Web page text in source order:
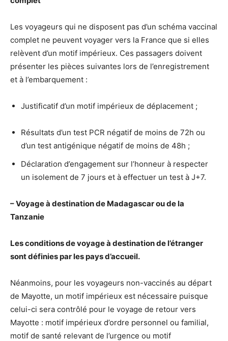
Les voyageurs qui ne disposent pas d’un schéma vaccinal
complet ne peuvent voyager vers la France que si elles
relèvent d’un motif impérieux. Ces passagers doivent
présenter les pièces suivantes lors de l’enregistrement
et à l’embarquement :
Justificatif d’un motif impérieux de déplacement ;
Résultats d’un test PCR négatif de moins de 72h ou
d’un test antigénique négatif de moins de 48h ;
Déclaration d’engagement sur l’honneur à respecter
un isolement de 7 jours et à effectuer un test à J+7.
– Voyage à destination de Madagascar ou de la
Tanzanie
Les conditions de voyage à destination de l’étranger
sont définies par les pays d’accueil.
Néanmoins, pour les voyageurs non-vaccinés au départ
de Mayotte, un motif impérieux est nécessaire puisque
celui-ci sera contrôlé pour le voyage de retour vers
Mayotte : motif impérieux d’ordre personnel ou familial,
motif de santé relevant de l’urgence ou motif